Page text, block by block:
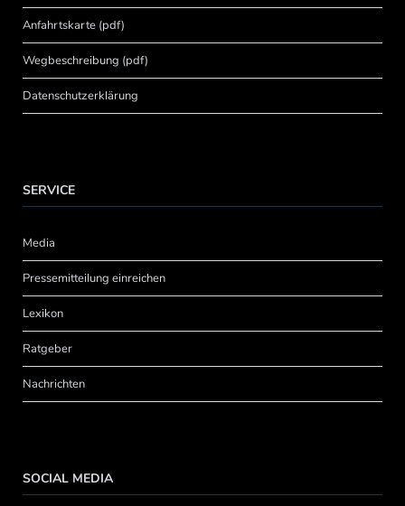
Anfahrtskarte (pdf)
Wegbeschreibung (pdf)
Datenschutzerklärung
SERVICE
Media
Pressemitteilung einreichen
Lexikon
Ratgeber
Nachrichten
SOCIAL MEDIA